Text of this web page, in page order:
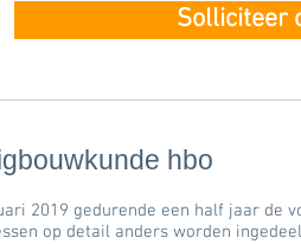
Solliciteer
hbo
2019 gedurende een half jaar de
op detail anders worden